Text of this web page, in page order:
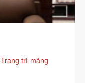
Trang trí mảng